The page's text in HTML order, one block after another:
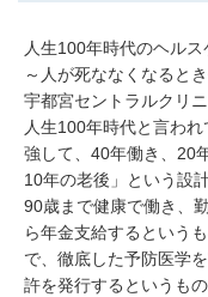
人生100年時代のヘル
～人が死ななくなると
宇都宮セントラルク
人生100年時代と言わ
強して、40年働き、20
10年の老後」という設
90歳まで健康で働き、
ら年金支給するという
で、徹底した予防医学
許を発行するというも